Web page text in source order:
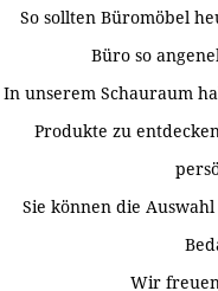
So sollten Büromöbel
Büro so
In unserem Schauraum
Produkte zu
Sie können die
Wir